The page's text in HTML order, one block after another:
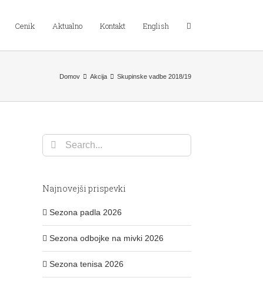
Cenik Aktualno Kontakt English
Domov Akcija Skupinske vadbe 2018/19
Search
for:
Najnovejši prispevki
Sezona padla 2026
Sezona odbojke na mivki 2026
Sezona tenisa 2026